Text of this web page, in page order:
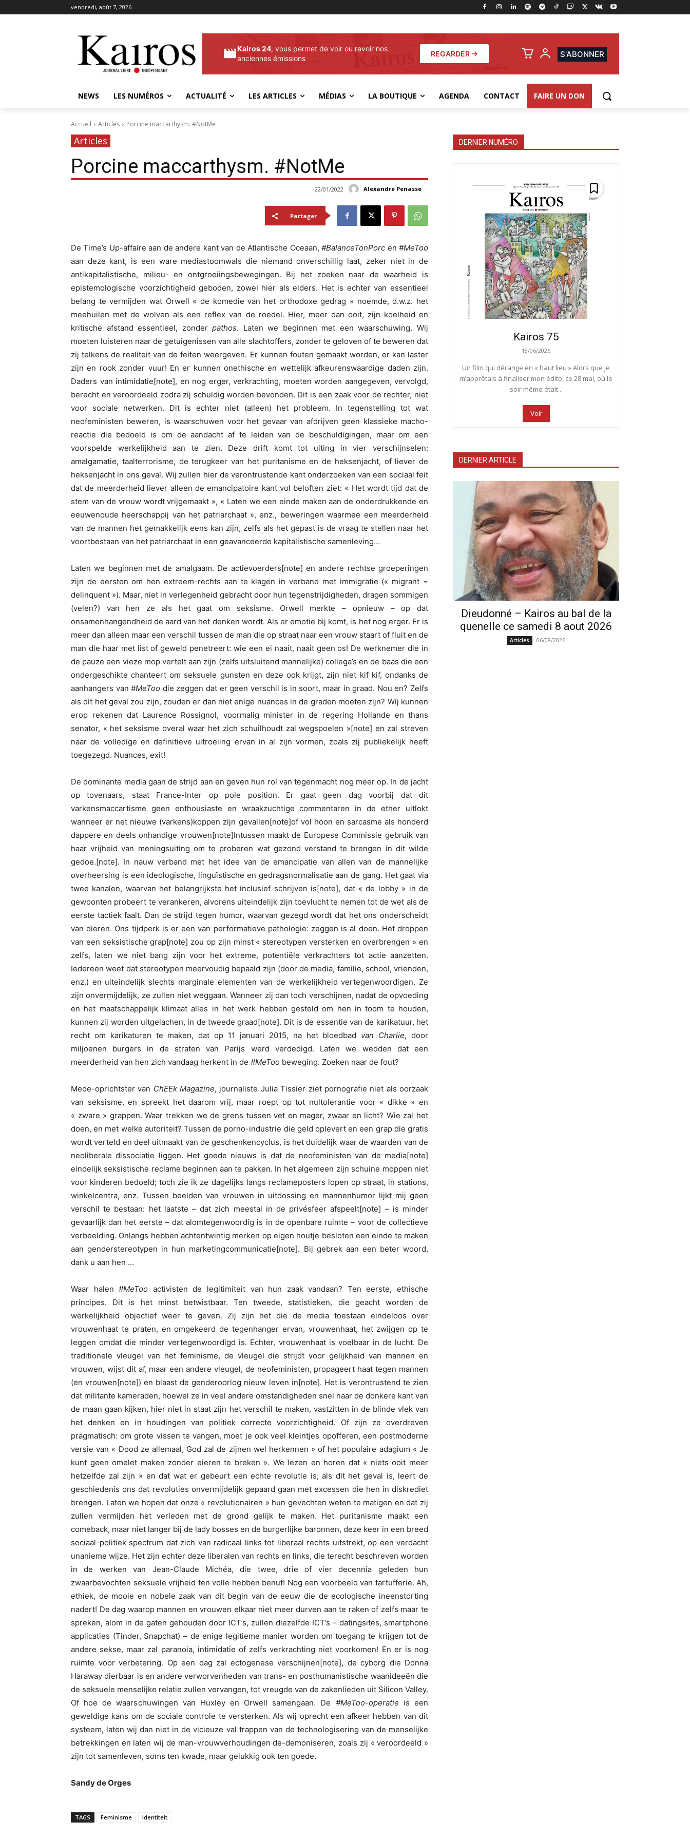
vendredi, août 7, 2026
Kairos 24, vous permet de voir ou revoir nos
anciennes émissions
REGARDER → S'ABONNER
NEWS LES NUMÉROS ACTUALITÉ LES ARTICLES MÉDIAS LA BOUTIQUE AGENDA CONTACT FAIRE UN DON
Accueil Articles Porcine maccarthysm. #NotMe
Articles
Porcine maccarthysm. #NotMe
Alexandre Penasse
22/01/2022
Partager
De Time’s Up-affaire aan de andere kant van de Atlantische Oceaan,#BalanceTonPorc en #MeToo
aan deze kant, is een ware mediastoomwals die niemand onverschillig laat, zeker niet in de
antikapitalistische, milieu- en ontgroeiingsbewegingen. Bij het zoeken naar de waarheid is
epistemologische voorzichtigheid geboden, zowel hier als elders. Het is echter van essentieel
belang te vermijden wat Orwell « de komedie van het orthodoxe gedrag » noemde, d.w.z. het
meehuilen met de wolven als een reflex van de roedel. Hier, meer dan ooit, zijn koelheid en
kritische afstand essentieel, zonderpathos. Laten we beginnen met een waarschuwing. Wij
moeten luisteren naar de getuigenissen van alle slachtoffers, zonder te geloven of te beweren dat
zij telkens de realiteit van de feiten weergeven. Er kunnen fouten gemaakt worden, er kan laster
zijn en rook zonder vuur! En er kunnen onethische en wettelijk afkeurenswaardige daden zijn.
Daders van intimidatie[note], en nog erger, verkrachting, moeten worden aangegeven, vervolgd,
berecht en veroordeeld zodra zij schuldig worden bevonden. Dit is een zaak voor de rechter, niet
voor sociale netwerken. Dit is echter niet (alleen) het probleem. In tegenstelling tot wat
neofeministen beweren, is waarschuwen voor het gevaar van afdrijven geen klassieke macho-
reactie die bedoeld is om de aandacht af te leiden van de beschuldigingen, maar om een
voorspelde werkelijkheid aan te zien. Deze drift komt tot uiting in vier verschijnselen:
amalgamatie, taalterrorisme, de terugkeer van het puritanisme en de heksenjacht, of liever de
heksenjacht in ons geval. Wij zullen hier de verontrustende kant onderzoeken van een sociaal feit
dat de meerderheid liever alleen de emancipatoire kant vol beloften ziet: « Het wordt tijd dat de
stem van de vrouw wordt vrijgemaakt », « Laten we een einde maken aan de onderdrukkende en
eeuwenoude heerschappij van het patriarchaat », enz., beweringen waarmee een meerderheid
van de mannen het gemakkelijk eens kan zijn, zelfs als het gepast is de vraag te stellen naar het
voortbestaan van het patriarchaat in een geavanceerde kapitalistische samenleving…
Laten we beginnen met de amalgaam. De actievoerders[note] en andere rechtse groeperingen
zijn de eersten om hen extreem-rechts aan te klagen in verband met immigratie (« migrant =
delinquent »). Maar, niet in verlegenheid gebracht door hun tegenstrijdigheden, dragen sommigen
(velen?) van hen ze als het gaat om seksisme. Orwell merkte – opnieuw – op dat
onsamenhangendheid de aard van het denken wordt. Als er emotie bij komt, is het nog erger. Er is
meer dan alleen maar een verschil tussen de man die op straat naar een vrouw staart of fluit en de
man die haar met list of geweld penetreert: wie een ei naait, naait geen os! De werknemer die in
de pauze een vieze mop vertelt aan zijn (zelfs uitsluitend mannelijke) collega’s en de baas die een
ondergeschikte chanteert om seksuele gunsten en deze ook krijgt, zijn niet kif kif, ondanks de
aanhangers van#MeToo die zeggen dat er geen verschil is in soort, maar in graad. Nou en? Zelfs
als dit het geval zou zijn, zouden er dan niet enige nuances in de graden moeten zijn? Wij kunnen
erop rekenen dat Laurence Rossignol, voormalig minister in de regering Hollande en thans
senator, « het seksisme overal waar het zich schuilhoudt zal wegspoelen »[note] en zal streven
naar de volledige en definitieve uitroeiing ervan in al zijn vormen, zoals zij publiekelijk heeft
toegezegd. Nuances, exit!
De dominante media gaan de strijd aan en geven hun rol van tegenmacht nog meer op. In de jacht
op tovenaars, staat France-Inter op pole position. Er gaat geen dag voorbij dat dit
varkensmaccartisme geen enthousiaste en wraakzuchtige commentaren in de ether uitlokt
wanneer er net nieuwe (varkens)koppen zijn gevallen[note]of vol hoon en sarcasme als honderd
dappere en deels onhandige vrouwen[note]Intussen maakt de Europese Commissie gebruik van
haar vrijheid van meningsuiting om te proberen wat gezond verstand te brengen in dit wilde
gedoe.[note]. In nauw verband met het idee van de emancipatie van allen van de mannelijke
overheersing is een ideologische, linguïstische en gedragsnormalisatie aan de gang. Het gaat via
twee kanalen, waarvan het belangrijkste het inclusief schrijven is[note], dat « de lobby » in de
gewoonten probeert te verankeren, alvorens uiteindelijk zijn toevlucht te nemen tot de wet als de
eerste tactiek faalt. Dan de strijd tegen humor, waarvan gezegd wordt dat het ons onderscheidt
van dieren. Ons tijdperk is er een van performatieve pathologie: zeggen is al doen. Het droppen
van een seksistische grap[note] zou op zijn minst « stereotypen versterken en overbrengen » en
zelfs, laten we niet bang zijn voor het extreme, potentiële verkrachters tot actie aanzetten.
Iedereen weet dat stereotypen meervoudig bepaald zijn (door de media, familie, school, vrienden,
enz.) en uiteindelijk slechts marginale elementen van de werkelijkheid vertegenwoordigen. Ze
zijn onvermijdelijk, ze zullen niet weggaan. Wanneer zij dan toch verschijnen, nadat de opvoeding
en het maatschappelijk klimaat alles in het werk hebben gesteld om hen in toom te houden,
kunnen zij worden uitgelachen, in de tweede graad[note]. Dit is de essentie van de karikatuur, het
recht om karikaturen te maken, dat op 11 januari 2015, na het bloedbad van Charlie, door
miljoenen burgers in de straten van Parijs werd verdedigd. Laten we wedden dat een
meerderheid van hen zich vandaag herkent in de #MeToo beweging. Zoeken naar de fout?
Mede-oprichtster van ChEEk Magazine, journaliste Julia Tissier ziet pornografie niet als oorzaak
van seksisme, en spreekt het daarom vrij, maar roept op tot nultolerantie voor « dikke » en
« zware » grappen. Waar trekken we de grens tussen vet en mager, zwaar en licht? Wie zal het
doen, en met welke autoriteit? Tussen de porno-industrie die geld oplevert en een grap die gratis
wordt verteld en deel uitmaakt van de geschenkencyclus, is het duidelijk waar de waarden van de
neoliberale dissociatie liggen. Het goede nieuws is dat de neofeministen van de media[note]
eindelijk seksistische reclame beginnen aan te pakken. In het algemeen zijn schuine moppen niet
voor kinderen bedoeld; toch zie ik ze dagelijks langs reclameposters lopen op straat, in stations,
winkelcentra, enz. Tussen beelden van vrouwen in uitdossing en mannenhumor lijkt mij geen
verschil te bestaan: het laatste – dat zich meestal in de privésfeer afspeelt[note] – is minder
gevaarlijk dan het eerste – dat alomtegenwoordig is in de openbare ruimte – voor de collectieve
verbeelding. Onlangs hebben achtentwintig merken op eigen houtje besloten een einde te maken
aan genderstereotypen in hun marketingcommunicatie[note]. Bij gebrek aan een beter woord,
dank u aan hen …
Waar halen#MeToo activisten de legitimiteit van hun zaak vandaan? Ten eerste, ethische
principes. Dit is het minst betwistbaar. Ten tweede, statistieken, die geacht worden de
werkelijkheid objectief weer te geven. Zij zijn het die de media toestaan eindeloos over
vrouwenhaat te praten, en omgekeerd de tegenhanger ervan, vrouwenhaat, het zwijgen op te
leggen omdat die minder vertegenwoordigd is. Echter, vrouwenhaat is voelbaar in de lucht. De
traditionele vleugel van het feminisme, de vleugel die strijdt voor gelijkheid van mannen en
vrouwen, wijst dit af, maar een andere vleugel, de neofeministen, propageert haat tegen mannen
(en vrouwen[note]) en blaast de genderoorlog nieuw leven in[note]. Het is verontrustend te zien
dat militante kameraden, hoewel ze in veel andere omstandigheden snel naar de donkere kant van
de maan gaan kijken, hier niet in staat zijn het verschil te maken, vastzitten in de blinde vlek van
het denken en in houdingen van politiek correcte voorzichtigheid. Of zijn ze overdreven
pragmatisch: om grote vissen te vangen, moet je ook veel kleintjes opofferen, een postmoderne
versie van « Dood ze allemaal, God zal de zijnen wel herkennen » of het populaire adagium « Je
kunt geen omelet maken zonder eieren te breken ». We lezen en horen dat « niets ooit meer
hetzelfde zal zijn » en dat wat er gebeurt een echte revolutie is; als dit het geval is, leert de
geschiedenis ons dat revoluties onvermijdelijk gepaard gaan met excessen die hen in diskrediet
brengen. Laten we hopen dat onze « revolutionairen » hun gevechten weten te matigen en dat zij
zullen vermijden het verleden met de grond gelijk te maken. Het puritanisme maakt een
comeback, maar niet langer bij de lady bosses en de burgerlijke baronnen, deze keer in een breed
sociaal-politiek spectrum dat zich van radicaal links tot liberaal rechts uitstrekt, op een verdacht
unanieme wijze. Het zijn echter deze liberalen van rechts en links, die terecht beschreven worden
in de werken van Jean-Claude Michéa, die twee, drie of vier decennia geleden hun
zwaarbevochten seksuele vrijheid ten volle hebben benut! Nog een voorbeeld van tartufferie. Ah,
ethiek, de mooie en nobele zaak van dit begin van de eeuw die de ecologische ineenstorting
nadert! De dag waarop mannen en vrouwen elkaar niet meer durven aan te raken of zelfs maar te
spreken, alom in de gaten gehouden door ICT’s, zullen diezelfde ICT’s – datingsites, smartphone
applicaties (Tinder, Snapchat) – de enige legitieme manier worden om toegang te krijgen tot de
andere sekse, maar zal paranoia, intimidatie of zelfs verkrachting niet voorkomen! En er is nog
ruimte voor verbetering. Op een dag zal ectogenese verschijnen[note], de cyborg die Donna
Haraway dierbaar is en andere verworvenheden van trans- en posthumanistische waanideeën die
de seksuele menselijke relatie zullen vervangen, tot vreugde van de zakenlieden uit Silicon Valley.
Of hoe de waarschuwingen van Huxley en Orwell samengaan. De #MeToo-operatie is een
geweldige kans om de sociale controle te versterken. Als wij oprecht een afkeer hebben van dit
systeem, laten wij dan niet in de vicieuze val trappen van de technologisering van de menselijke
betrekkingen en laten wij de man-vrouwverhoudingen de-demoniseren, zoals zij « veroordeeld »
zijn tot samenleven, soms ten kwade, maar gelukkig ook ten goede.
Sandy de Orges
TAGS Feminisme Identiteit
DERNIER NUMÉRO
Kairos 75
18/06/2026
Un film qui dérange en « haut lieu » Alors que je
m’apprêtais à finaliser mon édito, ce 28 mai, où le
soir même était...
Voir
DERNIER ARTICLE
Dieudonné – Kairos au bal de la
quenelle ce samedi 8 aout 2026
Articles 06/08/2026